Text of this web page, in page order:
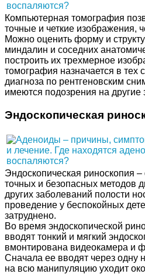
Компьютерная томография
точные и четкие изображения,
Можно оценить форму и
миндалин и соседних
построить их трехмерное
томография назначается в тех
диагноза по рентгеновским
имеются подозрения на другие
Эндоскопическая
Эндоскопическая риноскопия
точных и безопасных методов
других заболеваний полости
проведение у беспокойных
затруднено.
Во время эндоскопической
вводят тонкий и мягкий
вмонтирована видеокамера и
Сначала ее вводят через одну
на всю манипуляцию уходит